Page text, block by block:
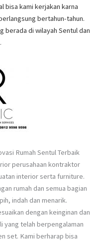
bisa kami kerjakan karna
bertahun-tahun.
berada di wilayah Sentul dan
Rumah Sentul Terbaik
perusahaan kontraktor
interior serta furniture.
rumah dan semua bagian
indah dan menarik.
dengan keinginan dan
yang telah berpengalaman
set. Kami berharap bisa